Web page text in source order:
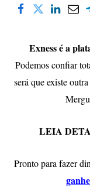
Exness é a
Podemos confiar
será que existe
LEIA
Pronto para fazer